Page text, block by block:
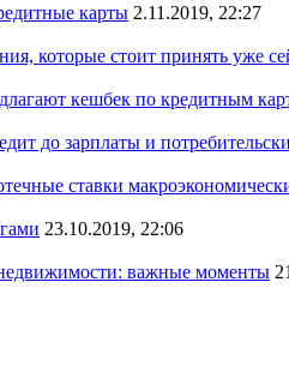
карты 2.11.2019, 22:27
которые стоит принять уже
кешбек по кредитным
до зарплаты и
ставки
23.10.2019, 22:06
важные моменты